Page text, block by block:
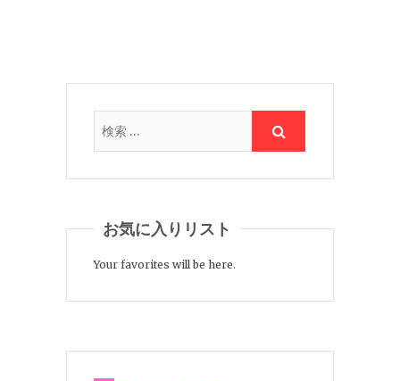
お気に入りリスト
Your favorites will be here.